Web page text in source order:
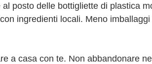
posto delle bottigliette di plastica
ingredienti locali. Meno
a casa con te. Non abbandonare